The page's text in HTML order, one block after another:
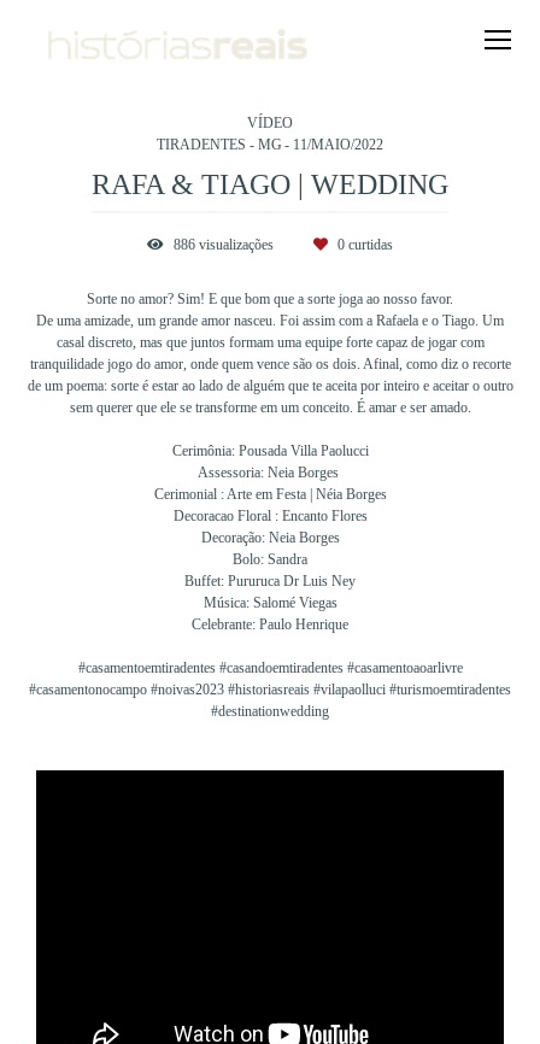
VÍDEO
TIRADENTES - MG
11/MAIO/2022
RAFA & TIAGO | WEDDING
886 visualizações 0 curtidas
Sorte no amor? Sim! E que bom que a sorte joga ao nosso favor.
De uma amizade, um grande amor nasceu. Foi assim com a Rafaela e o Tiago. Um
casal discreto, mas que juntos formam uma equipe forte capaz de jogar com
tranquilidade jogo do amor, onde quem vence são os dois. Afinal, como diz o recorte
de um poema: sorte é estar ao lado de alguém que te aceita por inteiro e aceitar o outro
sem querer que ele se transforme em um conceito. É amar e ser amado.
Cerimônia: Pousada Villa Paolucci
Assessoria: Neia Borges
Cerimonial : Arte em Festa | Néia Borges
Decoracao Floral : Encanto Flores
Decoração: Neia Borges
Bolo: Sandra
Buffet: Pururuca Dr Luis Ney
Música: Salomé Viegas
Celebrante: Paulo Henrique
#casamentoemtiradentes #casandoemtiradentes #casamentoaoarlivre
#casamentonocampo #noivas2023 #historiasreais #vilapaolluci #turismoemtiradentes
#destinationwedding